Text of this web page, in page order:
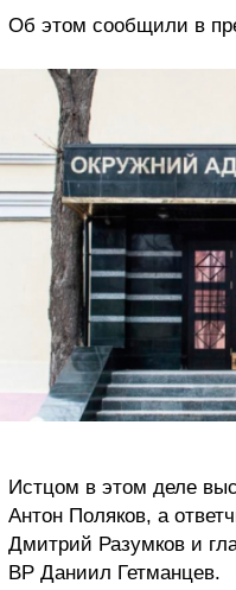
Об этом сообщили в
Истцом в этом деле
Антон Поляков, а
Дмитрий Разумков и
ВР Даниил Гетманцев.